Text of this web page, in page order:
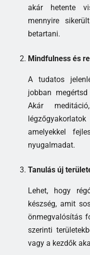
akár hetente
mennyire
betartani.
Mindfulness és
A tudatos
jobban
Akár
amelyekkel
nyugalmadat.
Tanulás új
Lehet, hogy
készség, amit
önmegvalósítás
szerinti
vagy a kezdők